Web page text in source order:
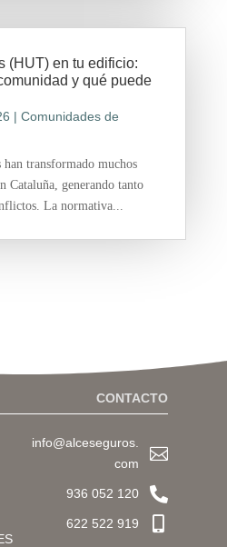
(HUT) en tu edificio:
y qué puede
| Comunidades de
transformado muchos
Cataluña, generando tanto
La normativa...
CONTACTO

info@alceseguros.
com

936 052 120

622 522 919